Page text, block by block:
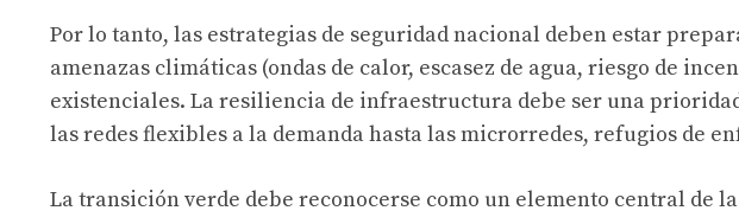
Por lo tanto, las estrategias de seguridad nacional deben estar
amenazas climáticas (ondas de calor, escasez de agua, riesgo de
existenciales. La resiliencia de infraestructura debe ser una
las redes flexibles a la demanda hasta las microrredes, refugios de
La transición verde debe reconocerse como un elemento central de